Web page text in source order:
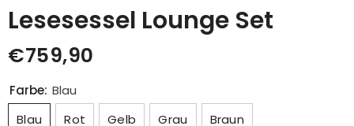
Lesesessel Lounge Set
€759,90
Farbe: Blau
Blau
Rot Gelb Grau Braun